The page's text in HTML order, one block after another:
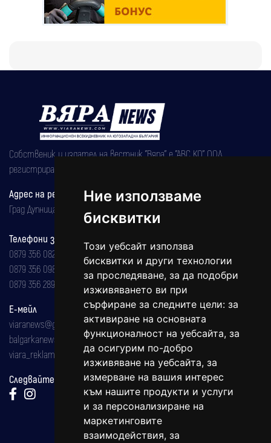
Ние използваме
бисквитки
Този уебсайт използва
бисквитки и други технологии
за проследяване, за да подобри
изживяването ви при
сърфиране за следните цели: за
активиране на основната
функционалност на уебсайта, за
да осигурим по-добро
изживяване на уебсайта, за
измерване на вашия интерес
към нашите продукти и услуги
и за персонализиране на
маркетинговите
взаимодействия, за
Собственик и издател на вестник "Вяра" е "АВС КО" ООД,
регистрирана на 08.05.2002 година.
Адрес на редакцията
Град Дупница, ул.''Христо Ботев" 43
Телефони за реклама и абонаменти
0879 356 082
0879 356 098
0879 356 289
Е-мейл
viaranews@gmail.com
balgarkanews@gmail.com
viara_reklama@mail.bg
Следвайте ни: